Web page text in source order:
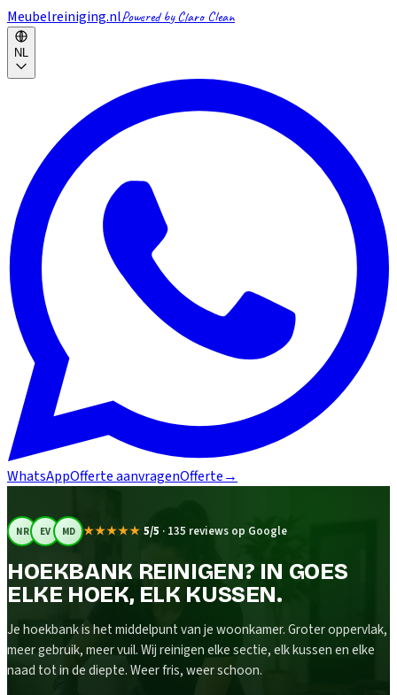
Meubelreiniging.nlPowered by Claro Clean
NL
WhatsAppOfferte aanvragenOfferte→
NR EV MD ★★★★★ 5/5 · 135 reviews op Google
HOEKBANK REINIGEN? IN GOES
ELKE HOEK, ELK KUSSEN.
Je hoekbank is het middelpunt van je woonkamer. Groter oppervlak,
meer gebruik, meer vuil. Wij reinigen elke sectie, elk kussen en elke
naad tot in de diepte. Weer fris, weer schoon.